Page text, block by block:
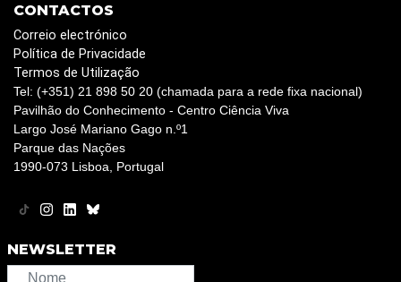
CONTACTOS
Correio electrónico
Política de Privacidade
Termos de Utilização
Tel: (+351) 21 898 50 20 (chamada para a rede fixa nacional)
Pavilhão do Conhecimento - Centro Ciência Viva
Largo José Mariano Gago n.º1
Parque das Nações
1990-073 Lisboa, Portugal
NEWSLETTER